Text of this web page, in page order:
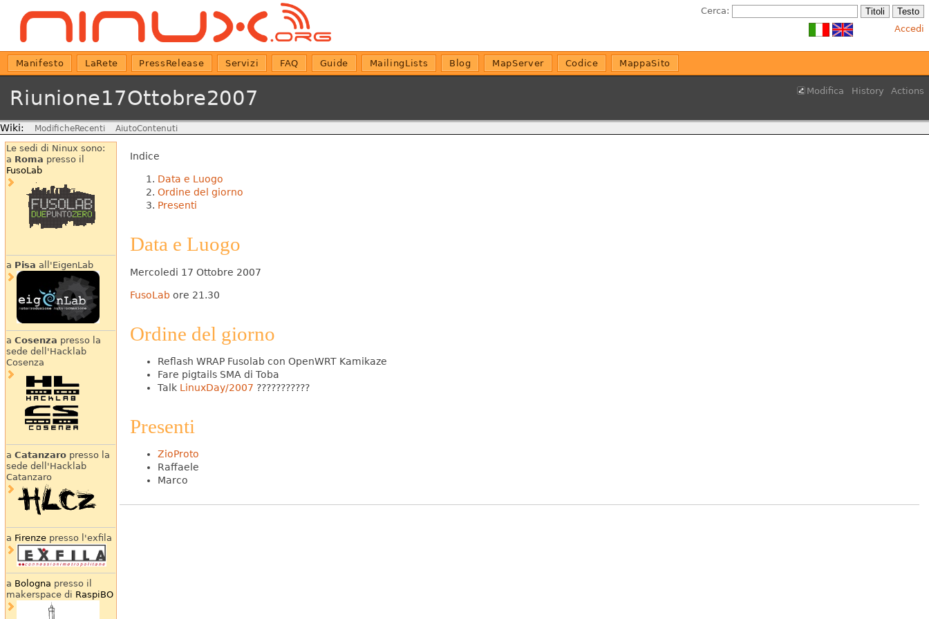
Cerca:
Accedi
Manifesto LaRete PressRelease Servizi FAQ Guide MailingLists Blog MapServer Codice MappaSito
Modifica History Actions
Riunione17Ottobre2007
Wiki: ModificheRecenti AiutoContenuti
Le sedi di Ninux sono:
a Roma presso il
FusoLab
a Pisa all'EigenLab
a Cosenza presso la
sede dell'Hacklab
Cosenza
a Catanzaropresso la
sede dell'Hacklab
Catanzaro
a Firenzepresso l'exfila
a Bologna presso il
makerspace di RaspiBO
Indice
Data e Luogo
Ordine del giorno
Presenti
Data e Luogo
Mercoledi 17 Ottobre 2007
FusoLab ore 21.30
Ordine del giorno
Reflash WRAP Fusolab con OpenWRT Kamikaze
Fare pigtails SMA di Toba
Talk LinuxDay/2007 ???????????
Presenti
ZioProto
Raffaele
Marco